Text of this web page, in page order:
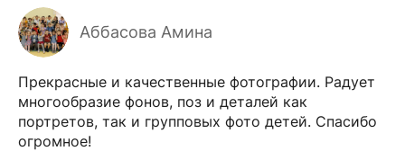
Аббасова Амина
Прекрасные и качественные фотографии. Радует
многообразие фонов, поз и деталей как
портретов, так и групповых фото детей. Спасибо
огромное!